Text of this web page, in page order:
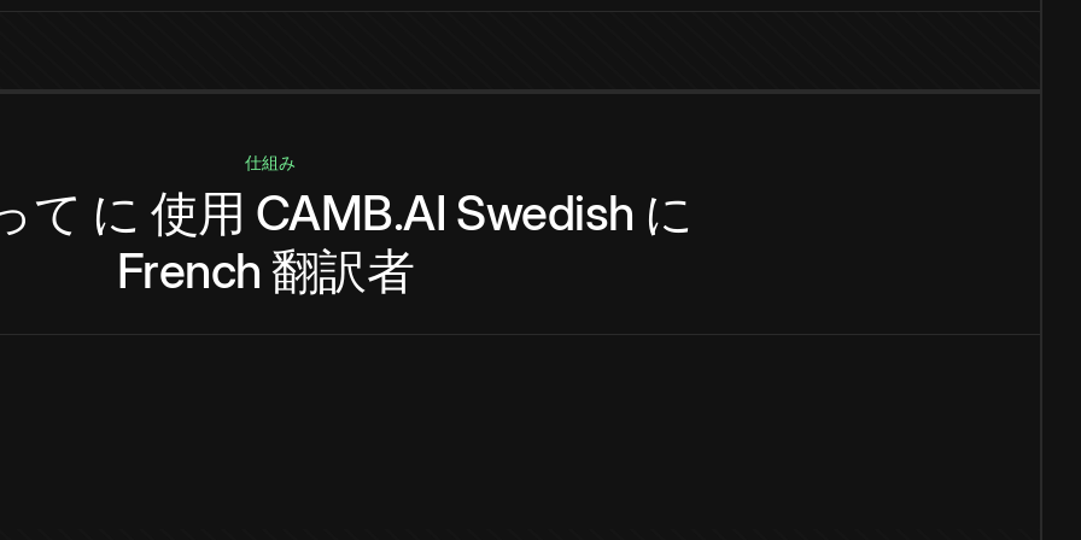
仕組み
て に 使用 CAMB.AI Swedish に
French 翻訳者